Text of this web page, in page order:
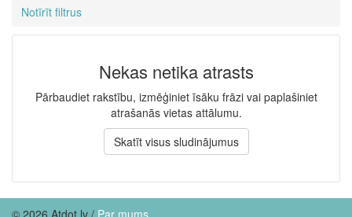
Notīrīt filtrus
Nekas netika atrasts
Pārbaudiet rakstību, izmēģiniet īsāku frāzi vai paplašiniet
atrašanās vietas attālumu.
Skatīt visus sludinājumus
© 2026 Atdot.lv / Par mums